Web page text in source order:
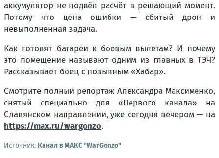
аккумулятор не подвёл расчёт в решающий момент.
Потому что цена ошибки — сбитый дрон и
невыполненная задача.
Как готовят батареи к боевым вылетам? И почему
это помещение называют одним из главных в ТЭЧ?
Рассказывает боец с позывным «Хабар».
Смотрите полный репортаж Александра Максименко,
снятый специально для «Первого канала» на
Славянском направлении, уже сегодня вечером — на
https://max.ru/wargonzo.
Источник: Канал в МАКС "WarGonzo"